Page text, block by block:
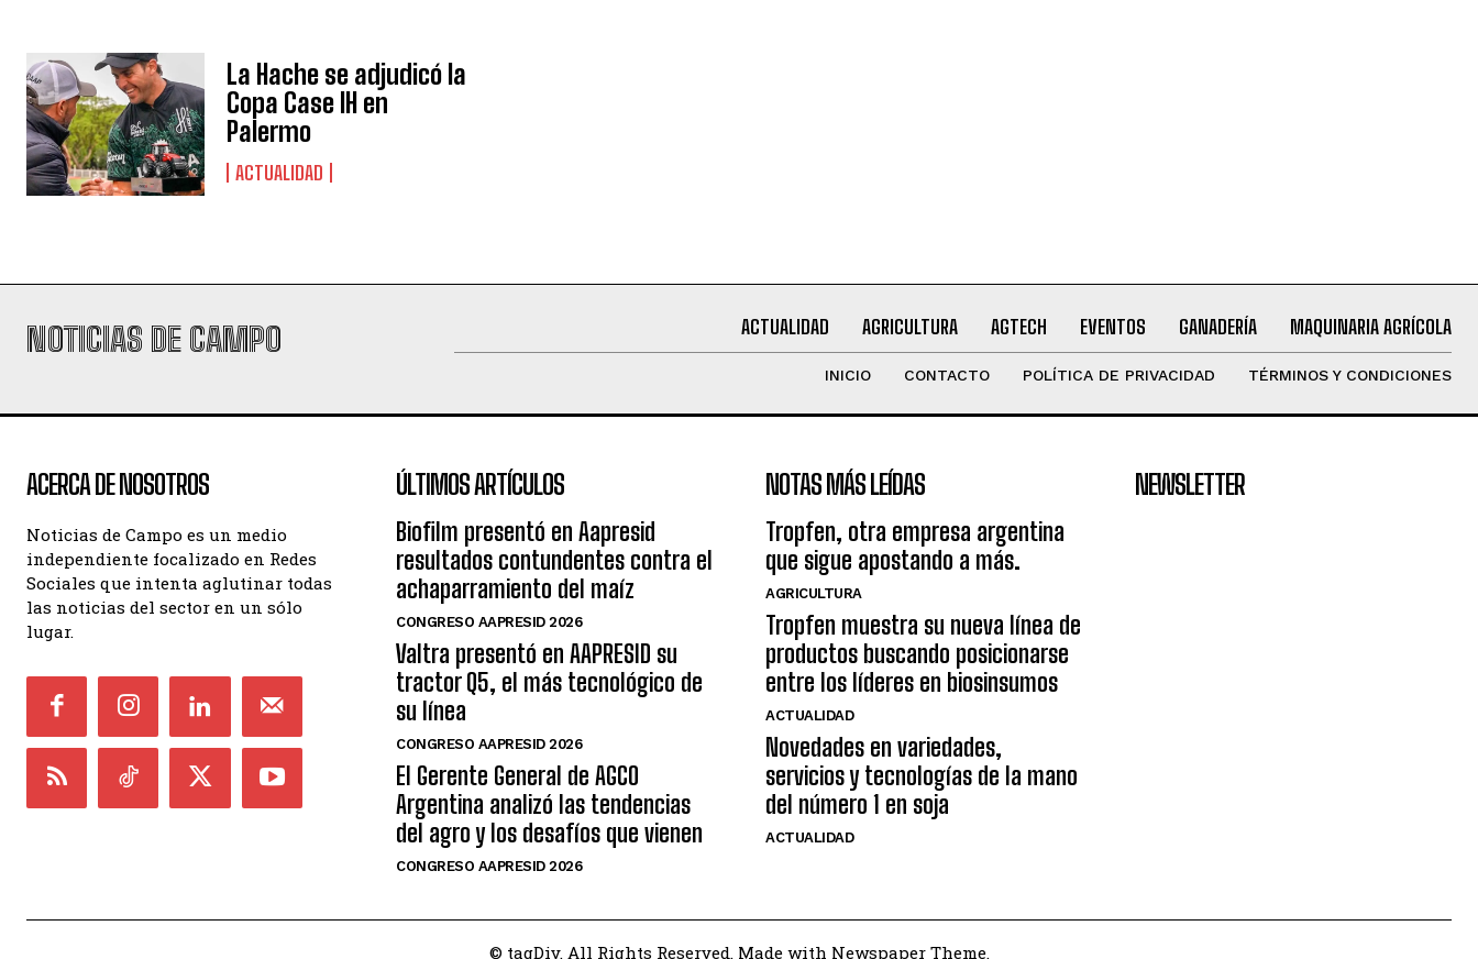
La Hache se adjudicó la
Copa Case IH en
Palermo
ACTUALIDAD
NOTICIAS DE CAMPO ACTUALIDAD AGRICULTURA AGTECH EVENTOS GANADERÍA MAQUINARIA AGRÍCOLA
INICIO CONTACTO POLÍTICA DE PRIVACIDAD TÉRMINOS Y CONDICIONES
ACERCA DE NOSOTROS
Noticias de Campo es un medio
independiente focalizado en Redes
Sociales que intenta aglutinar todas
las noticias del sector en un sólo
lugar.
ÚLTIMOS ARTÍCULOS
Biofilm presentó en Aapresid
resultados contundentes contra el
achaparramiento del maíz
CONGRESO AAPRESID 2026
Valtra presentó en AAPRESID su
tractor Q5, el más tecnológico de
su línea
CONGRESO AAPRESID 2026
El Gerente General de AGCO
Argentina analizó las tendencias
del agro y los desafíos que vienen
CONGRESO AAPRESID 2026
NOTAS MÁS LEÍDAS
Tropfen, otra empresa argentina
que sigue apostando a más.
AGRICULTURA
Tropfen muestra su nueva línea de
productos buscando posicionarse
entre los líderes en biosinsumos
ACTUALIDAD
Novedades en variedades,
servicios y tecnologías de la mano
del número 1 en soja
ACTUALIDAD
NEWSLETTER
© tagDiv. All Rights Reserved. Made with Newspaper Theme.